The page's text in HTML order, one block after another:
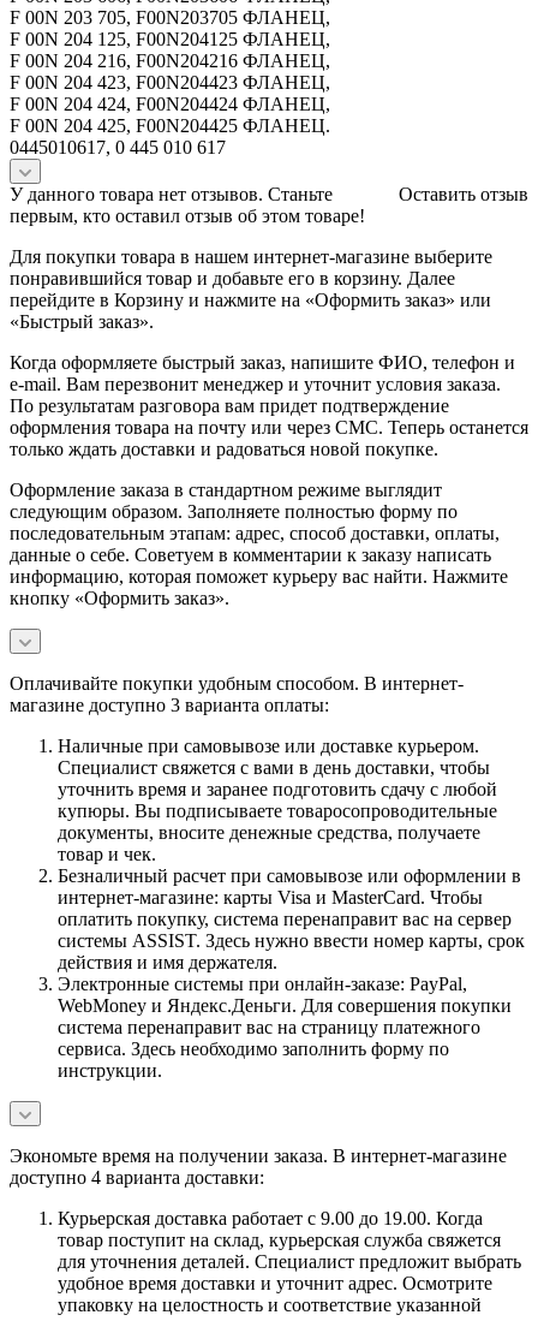
F 00N 203 705, F00N203705 ФЛАНЕЦ,
F 00N 204 125, F00N204125 ФЛАНЕЦ,
F 00N 204 216, F00N204216 ФЛАНЕЦ,
F 00N 204 423, F00N204423 ФЛАНЕЦ,
F 00N 204 424, F00N204424 ФЛАНЕЦ,
F 00N 204 425, F00N204425 ФЛАНЕЦ.
0445010617, 0 445 010 617
Оставить отзыв
У данного товара нет отзывов. Станьте
первым, кто оставил отзыв об этом товаре!
Для покупки товара в нашем интернет-магазине выберите
понравившийся товар и добавьте его в корзину. Далее
перейдите в Корзину и нажмите на «Оформить заказ» или
«Быстрый заказ».
Когда оформляете быстрый заказ, напишите ФИО, телефон и
e-mail. Вам перезвонит менеджер и уточнит условия заказа.
По результатам разговора вам придет подтверждение
оформления товара на почту или через СМС. Теперь останется
только ждать доставки и радоваться новой покупке.
Оформление заказа в стандартном режиме выглядит
следующим образом. Заполняете полностью форму по
последовательным этапам: адрес, способ доставки, оплаты,
данные о себе. Советуем в комментарии к заказу написать
информацию, которая поможет курьеру вас найти. Нажмите
кнопку «Оформить заказ».
Оплачивайте покупки удобным способом. В интернет-
магазине доступно 3 варианта оплаты:
Наличные при самовывозе или доставке курьером.
Специалист свяжется с вами в день доставки, чтобы
уточнить время и заранее подготовить сдачу с любой
купюры. Вы подписываете товаросопроводительные
документы, вносите денежные средства, получаете
товар и чек.
Безналичный расчет при самовывозе или оформлении в
интернет-магазине: карты Visa и MasterCard. Чтобы
оплатить покупку, система перенаправит вас на сервер
системы ASSIST. Здесь нужно ввести номер карты, срок
действия и имя держателя.
Электронные системы при онлайн-заказе: PayPal,
WebMoney и Яндекс.Деньги. Для совершения покупки
система перенаправит вас на страницу платежного
сервиса. Здесь необходимо заполнить форму по
инструкции.
Экономьте время на получении заказа. В интернет-магазине
доступно 4 варианта доставки:
Курьерская доставка работает с 9.00 до 19.00. Когда
товар поступит на склад, курьерская служба свяжется
для уточнения деталей. Специалист предложит выбрать
удобное время доставки и уточнит адрес. Осмотрите
упаковку на целостность и соответствие указанной